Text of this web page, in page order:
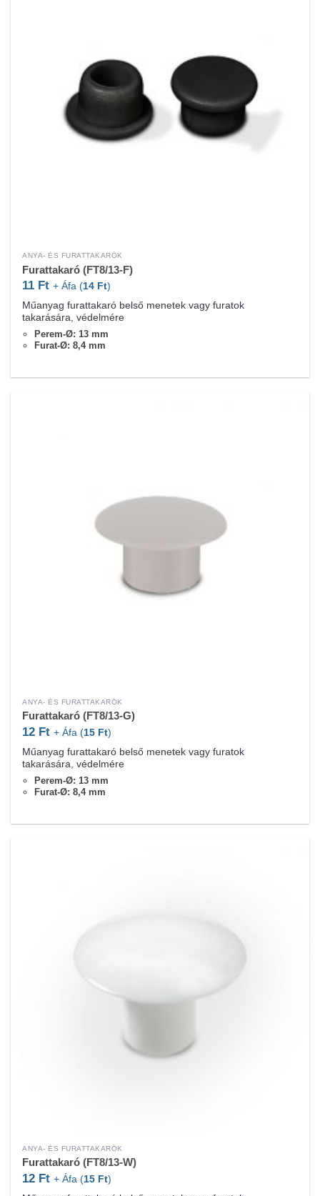
ANYA- ÉS FURATTAKARÓK
Furattakaró (FT8/13-F)
11 Ft + Áfa (14 Ft)
Műanyag furattakaró belső menetek vagy furatok
takarására, védelmére
Perem-Ø: 13 mm
Furat-Ø: 8,4 mm
ANYA- ÉS FURATTAKARÓK
Furattakaró (FT8/13-G)
12 Ft + Áfa (15 Ft)
Műanyag furattakaró belső menetek vagy furatok
takarására, védelmére
Perem-Ø: 13 mm
Furat-Ø: 8,4 mm
ANYA- ÉS FURATTAKARÓK
Furattakaró (FT8/13-W)
12 Ft + Áfa (15 Ft)